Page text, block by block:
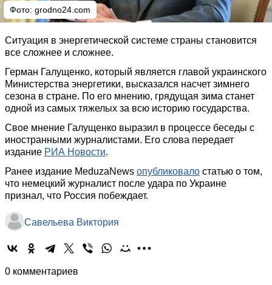
Фото: grodno24.com
Ситуация в энергетической системе страны становится
все сложнее и сложнее.
Герман Галущенко, который является главой украинского
Министерства энергетики, высказался насчет зимнего
сезона в стране. По его мнению, грядущая зима станет
одной из самых тяжелых за всю историю государства.
Свое мнение Галущенко выразил в процессе беседы с
иностранными журналистами. Его слова передает
издание РИА Новости.
Ранее издание MeduzaNews опубликовало статью о том,
что немецкий журналист после удара по Украине
признал, что Россия побеждает.
Савельева Виктория
0 комментариев